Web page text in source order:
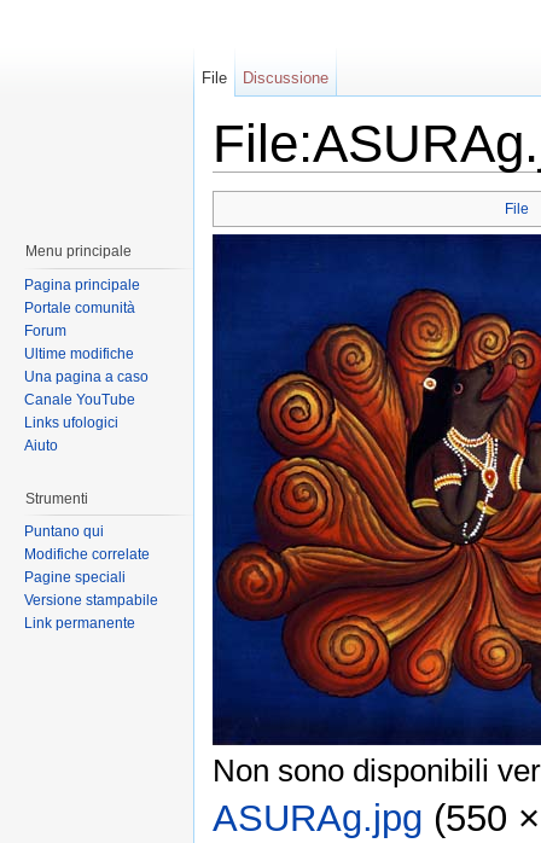
File
Non sono disponibili
ASURAg.jpg (550
File Discussione
Menu principale
Pagina principale
Portale comunità
Forum
Ultime modifiche
Una pagina a caso
Canale YouTube
Links ufologici
Aiuto
Strumenti
Puntano qui
Modifiche correlate
Pagine speciali
Versione stampabile
Link permanente